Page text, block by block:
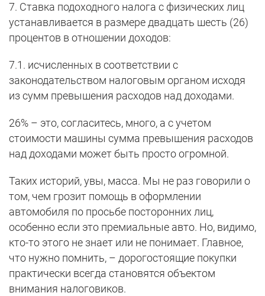
7. Ставка подоходного налога с физических лиц
устанавливается в размере двадцать шесть (26)
процентов в отношении доходов:
7.1. исчисленных в соответствии с
законодательством налоговым органом исходя
из сумм превышения расходов над доходами.
26% – это, согласитесь, много, а с учетом
стоимости машины сумма превышения расходов
над доходами может быть просто огромной.
Таких историй, увы, масса. Мы не раз говорили о
том, чем грозит помощь в оформлении
автомобиля по просьбе посторонних лиц,
особенно если это премиальные авто. Но, видимо,
кто-то этого не знает или не понимает. Главное,
что нужно помнить, – дорогостоящие покупки
практически всегда становятся объектом
внимания налоговиков.